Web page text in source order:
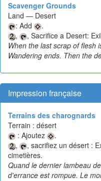
Scavenger Grounds
Land — Desert
: Add
.
,
, Sacrifice a Desert:
When the last scrap of flesh
Wandering ends. Then the
Impression française
Terrains des charognards
Terrain : désert
: Ajoutez
.
,
, sacrifiez un désert :
cimetières.
Quand le dernier lambeau
d'errance est rompue. Le